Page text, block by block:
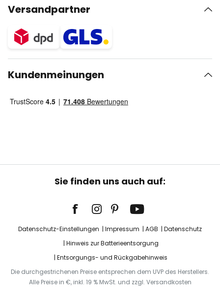
Versandpartner
Kundenmeinungen
Sie finden uns auch auf:
Datenschutz-Einstellungen Impressum AGB
Datenschutz
Hinweis zur Batterieentsorgung
Entsorgungs- und Rückgabehinweis
Die durchgestrichenen Preise entsprechen dem UVP des Herstellers.
Alle Preise in €, inkl. 19 % MwSt. und zzgl. Versandkosten